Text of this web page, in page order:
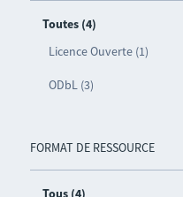
Toutes (4)
Licence Ouverte (1)
ODbL (3)
FORMAT DE RESSOURCE
Tous (4)